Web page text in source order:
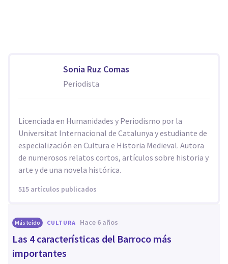
Sonia Ruz Comas
Periodista
Licenciada en Humanidades y Periodismo por la
Universitat Internacional de Catalunya y estudiante de
especialización en Cultura e Historia Medieval. Autora
de numerosos relatos cortos, artículos sobre historia y
arte y de una novela histórica.
515 artículos publicados
Más leído CULTURA hace 6 años
Las 4 características del Barroco más
importantes